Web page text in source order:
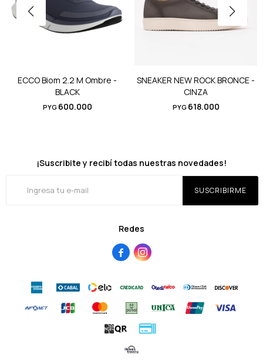
ECCO Biom 2.2 M Ombre -
BLACK
PYG 600.000
SNEAKER NEW ROCK BRONCE -
CINZA
PYG 618.000
Redes
 
¡Suscribite y recibí todas nuestras novedades!
SUSCRIBIRME